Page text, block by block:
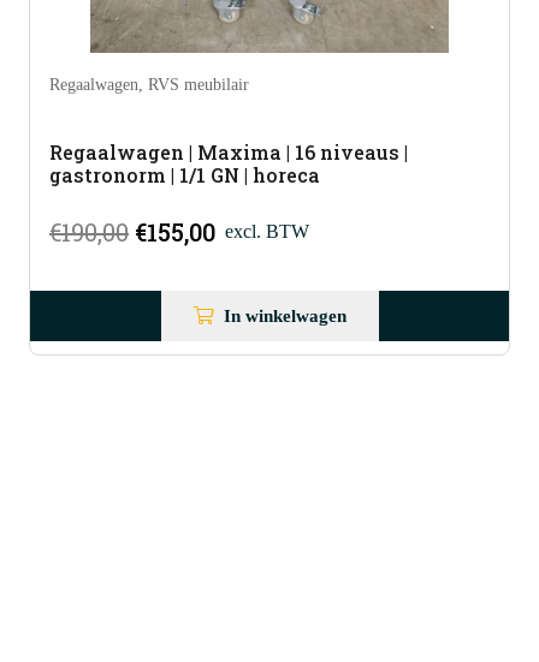
Regaalwagen, RVS meubilair
Regaalwagen | Maxima | 16 niveaus |
gastronorm | 1/1 GN | horeca
€190,00 Oorspronkelijke
€190,00.
€155,00Huidige
is:
excl. BTW
In winkelwagen